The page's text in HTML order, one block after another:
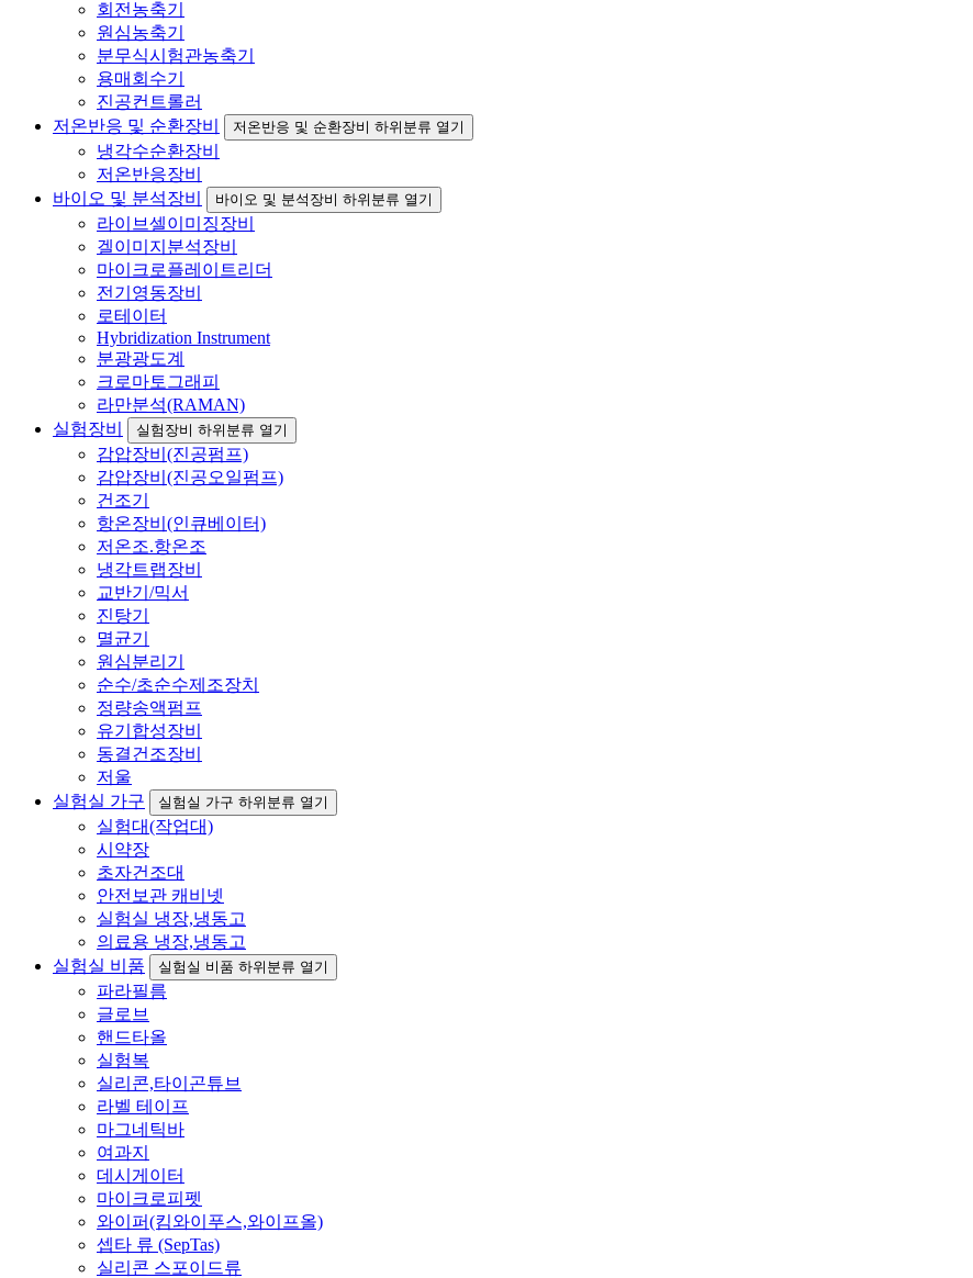
회전농축기
원심농축기
분무식시험관농축기
용매회수기
진공컨트롤러
저온반응 및 순환장비
저온반응 및 순환장비 하위분류 열기
냉각수순환장비
저온반응장비
바이오 및 분석장비
바이오 및 분석장비 하위분류 열기
라이브셀이미징장비
겔이미지분석장비
마이크로플레이트리더
전기영동장비
로테이터
Hybridization Instrument
분광광도계
크로마토그래피
라만분석(RAMAN)
실험장비
실험장비 하위분류 열기
감압장비(진공펌프)
감압장비(진공오일펌프)
건조기
항온장비(인큐베이터)
저온조.항온조
냉각트랩장비
교반기/믹서
진탕기
멸균기
원심분리기
순수/초순수제조장치
정량송액펌프
유기합성장비
동결건조장비
저울
실험실 가구
실험실 가구 하위분류 열기
실험대(작업대)
시약장
초자건조대
안전보관 캐비넷
실험실 냉장,냉동고
의료용 냉장,냉동고
실험실 비품
실험실 비품 하위분류 열기
파라필름
글로브
핸드타올
실험복
실리콘,타이곤튜브
라벨 테이프
마그네틱바
여과지
데시게이터
마이크로피펫
와이퍼(킴와이푸스,와이프올)
셉타 류 (SepTas)
실리콘 스포이드류